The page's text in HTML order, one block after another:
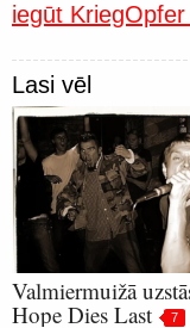
iegūt KriegOpfer
Lasi vēl
Valmiermuižā
Hope Dies Last
7